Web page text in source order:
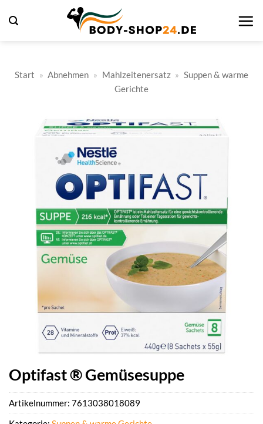
Inhalt
Start » Abnehmen » Mahlzeitenersatz » Suppen & warme
Gerichte
Optifast ® Gemüsesuppe
Artikelnummer: 7613038018089